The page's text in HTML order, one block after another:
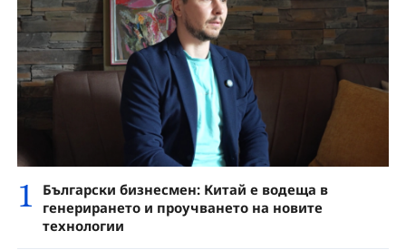
1
Български бизнесмен: Китай е водеща в
генерирането и проучването на новите
технологии